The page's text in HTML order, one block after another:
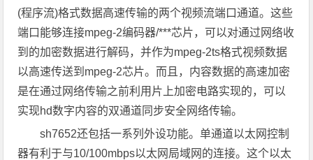
(程序流)格式数据高速传输的两个视频流端口通道。这些
端口能够连接mpeg-2编码器/***芯片，可以对通过网络收
到的加密数据进行解码，并作为mpeg-2ts格式视频数据
以高速传送到mpeg-2芯片。而且，内容数据的高速加密
是在通过网络传输之前利用片上加密电路实现的，可以
实现hd数字内容的双通道同步安全网络传输。
sh7652还包括一系列外设功能。单通道以太网控制
器有利于与10/100mbps以太网局域网的连接。这个以太